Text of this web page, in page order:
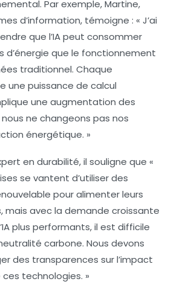
. Par exemple, Martine,
d’information, témoigne : « J’ai
que l’IA peut consommer
d’énergie que le fonctionnement
traditionnel. Chaque
une puissance de calcul
une augmentation des
nous ne changeons pas nos
énergétique. »
en durabilité, il souligne que «
se vantent d’utiliser des
pour alimenter leurs
mais avec la demande croissante
plus performants, il est difficile
carbone. Nous devons
des transparences sur l’impact
technologies. »